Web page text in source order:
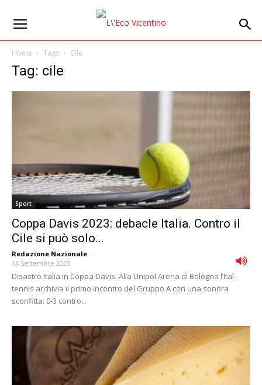
Home Tags Cile
Tag: cile
Sport
Coppa Davis 2023: debacle Italia. Contro il
Cile si può solo...
Redazione Nazionale -
14 Settembre 2023
Disastro Italia in Coppa Davis. Alla Unipol Arena di Bologna l’Ital-
tennis archivia il primo incontro del Gruppo A con una sonora
sconfitta: 0-3 contro...